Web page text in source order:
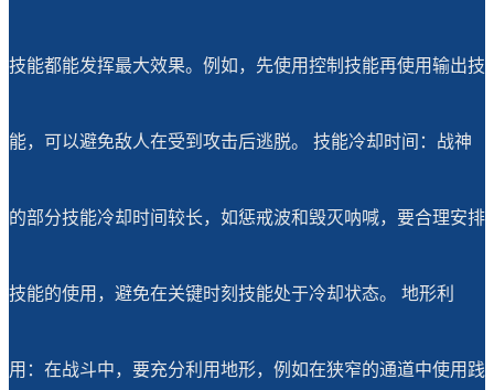
技能都能发挥最大效果。例如，先使用控制技能再使用输出技
能，可以避免敌人在受到攻击后逃脱。 技能冷却时间：战神
的部分技能冷却时间较长，如惩戒波和毁灭呐喊，要合理安排
技能的使用，避免在关键时刻技能处于冷却状态。 地形利
用：在战斗中，要充分利用地形，例如在狭窄的通道中使用践